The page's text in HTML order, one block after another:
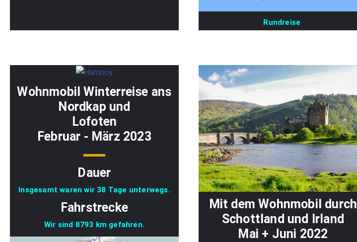
Rundreise
Wohnmobil Winterreise ans
Nordkap und
Lofoten
Februar - März 2023
Dauer
Insgesamt waren wir 38 Tage unterwegs.
Fahrstrecke
Wir sind 8793 km gefahren.
Mit dem Wohnmobil durch
Schottland und Irland
Mai + Juni 2022